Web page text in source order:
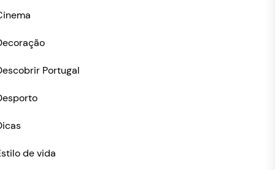
Portugal
de vida